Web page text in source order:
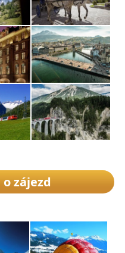
zájezd